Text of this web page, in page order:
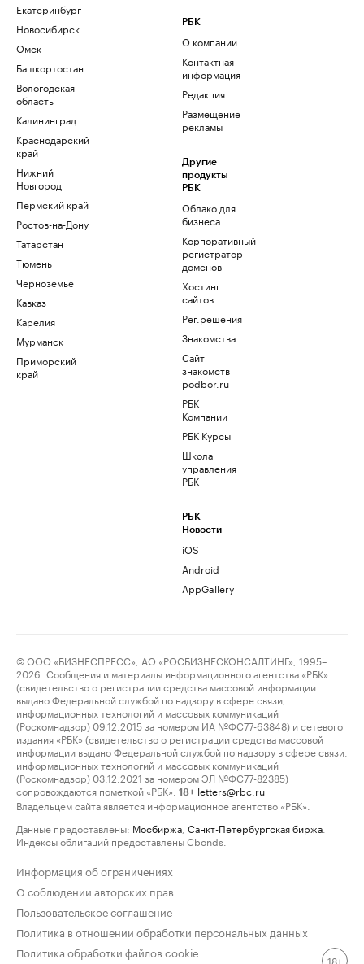
Екатеринбург
Новосибирск
Омск
Башкортостан
Вологодская
область
Калининград
Краснодарский
край
Нижний
Новгород
Пермский край
Ростов-на-Дону
Татарстан
Тюмень
Черноземье
Кавказ
Карелия
Мурманск
Приморский
край
РБК
О компании
Контактная
информация
Редакция
Размещение
рекламы
Другие
продукты
РБК
Облако для
бизнеса
Корпоративный
регистратор
доменов
Хостинг
сайтов
Рег.решения
Знакомства
Сайт
знакомств
podbor.ru
РБК
Компании
РБК Курсы
Школа
управления
РБК
РБК
Новости
iOS
Android
AppGallery
© ООО «БИЗНЕСПРЕСС», АО «РОСБИЗНЕСКОНСАЛТИНГ», 1995–
2026. Сообщения и материалы информационного агентства «РБК»
(свидетельство о регистрации средства массовой информации
выдано Федеральной службой по надзору в сфере связи,
информационных технологий и массовых коммуникаций
(Роскомнадзор) 09.12.2015 за номером ИА №ФС77-63848) и сетевого
издания «РБК» (свидетельство о регистрации средства массовой
информации выдано Федеральной службой по надзору в сфере связи,
информационных технологий и массовых коммуникаций
(Роскомнадзор) 03.12.2021 за номером ЭЛ №ФС77-82385)
сопровождаются пометкой «РБК».
18+ letters@rbc.ru
Владельцем сайта является информационное агентство «РБК».
Данные предоставлены: Мосбиржа Санкт-Петербургская биржа
Индексы облигаций предоставлены Cbonds.
Информация об ограничениях
О соблюдении авторских прав
Пользовательское соглашение
Политика в отношении обработки персональных данных
Политика обработки файлов cookie
18+